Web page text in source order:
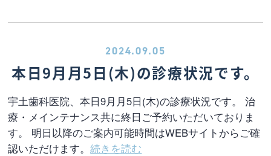
2024.09.05
本日9月月5日(木)の診療状況です。
宇土歯科医院、本日9月月5日(木)の診療状況です。 治
療・メインテナンス共に終日ご予約いただいておりま
す。 明日以降のご案内可能時間はWEBサイトからご確
認いただけます。続きを読む